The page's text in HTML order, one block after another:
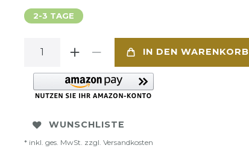
2-3 TAGE
IN DEN WARENKORB
WUNSCHLISTE
* inkl. ges. MwSt. zzgl. Versandkosten